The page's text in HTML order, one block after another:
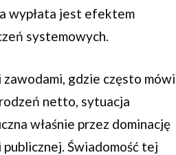
wypłata jest efektem
systemowych.
gdzie często mówi
netto, sytuacja
właśnie przez dominację
Świadomość tej